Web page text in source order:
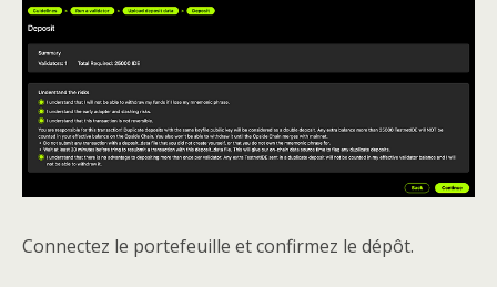
Connectez le portefeuille et confirmez le dépôt.